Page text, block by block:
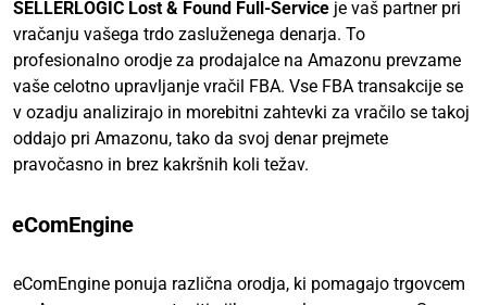
SELLERLOGIC Lost & Found Full-Service je vaš partner pri
vračanju vašega trdo zasluženega denarja. To
profesionalno orodje za prodajalce na Amazonu prevzame
vaše celotno upravljanje vračil FBA. Vse FBA transakcije se
v ozadju analizirajo in morebitni zahtevki za vračilo se takoj
oddajo pri Amazonu, tako da svoj denar prejmete
pravočasno in brez kakršnih koli težav.
eComEngine
eComEngine ponuja različna orodja, ki pomagajo trgovcem